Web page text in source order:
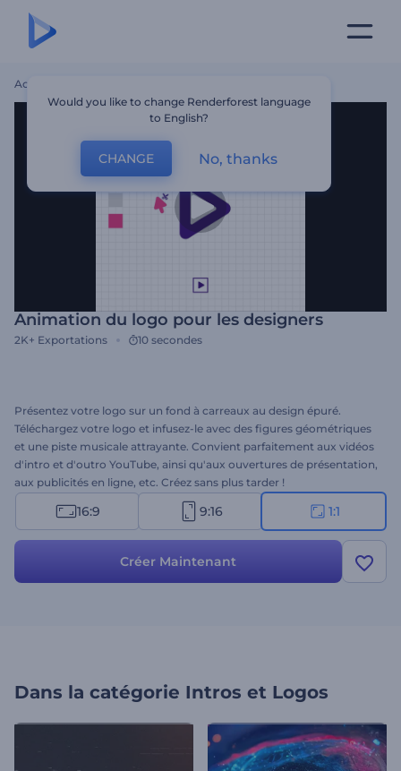
Accueil
Animation du logo pour les designers
2K+ Exportations 10 secondes
Présentez votre logo sur un fond à carreaux au design épuré.
Téléchargez votre logo et infusez-le avec des figures géométriques
et une piste musicale attrayante. Convient parfaitement aux vidéos
d'intro et d'outro YouTube, ainsi qu'aux ouvertures de présentation,
aux publicités en ligne, etc. Créez sans plus tarder !
16:9 9:16 1:1
Créer Maintenant
Dans la catégorie Intros et Logos
Would you like to change Renderforest language
to English?
CHANGE No, thanks